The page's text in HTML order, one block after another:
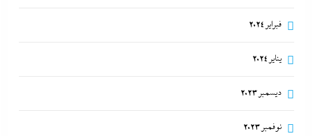
فبراير 2024
يناير 2024
ديسمبر 2023
نوفمبر 2023